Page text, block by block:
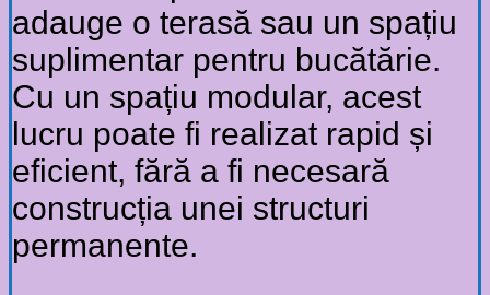
adauge o terasă sau un spațiu
suplimentar pentru bucătărie.
Cu un spațiu modular, acest
lucru poate fi realizat rapid și
eficient, fără a fi necesară
construcția unei structuri
permanente.